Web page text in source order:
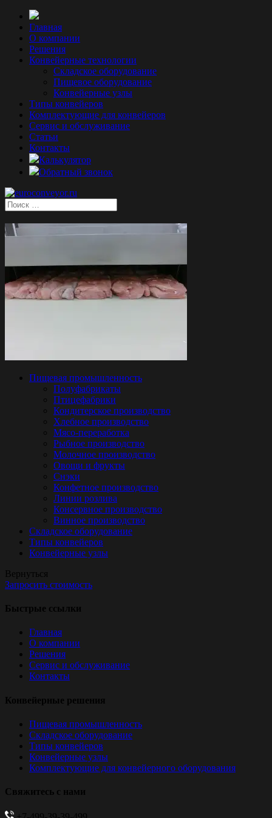
Главная
О компании
Решения
Конвейерные технологии
Складское оборудование
Пищевое оборудование
Конвейерные узлы
Типы конвейеров
Комплектующие для конвейеров
Сервис и обслуживание
Статьи
Контакты
Калькулятор
Обратный звонок
Пищевая промышленность
Полуфабрикаты
Птицефабрики
Кондитерское производство
Хлебное производство
Мясо-переработка
Рыбное производство
Молочное производство
Овощи и фрукты
Снэки
Конфетное производство
Линии розлива
Консервное производство
Винное производство
Складское оборудование
Типы конвейеров
Конвейерные узлы
Вернуться
Запросить стоимость
Быстрые ссылки
Главная
О компании
Решения
Сервис и обслуживание
Контакты
Конвейерные решения
Пищевая промышленность
Складское оборудование
Типы конвейеров
Конвейерные узлы
Комплектующие для конвейерного оборудования
Свяжитесь с нами